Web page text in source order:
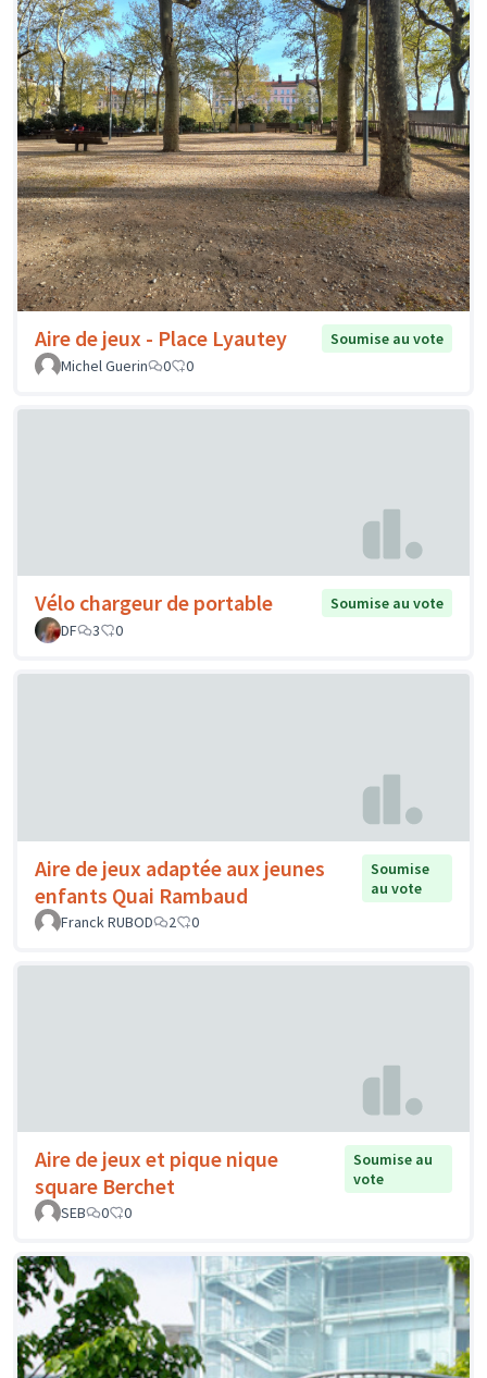
Aire de jeux - Place Lyautey
Soumise au vote
Michel Guerin
0 0
Vélo chargeur de portable
Soumise au vote
DF
3 0
Aire de jeux adaptée aux jeunes
enfants Quai Rambaud
Soumise
au vote
Franck RUBOD
2 0
Aire de jeux et pique nique
square Berchet
Soumise au
vote
SEB
0 0